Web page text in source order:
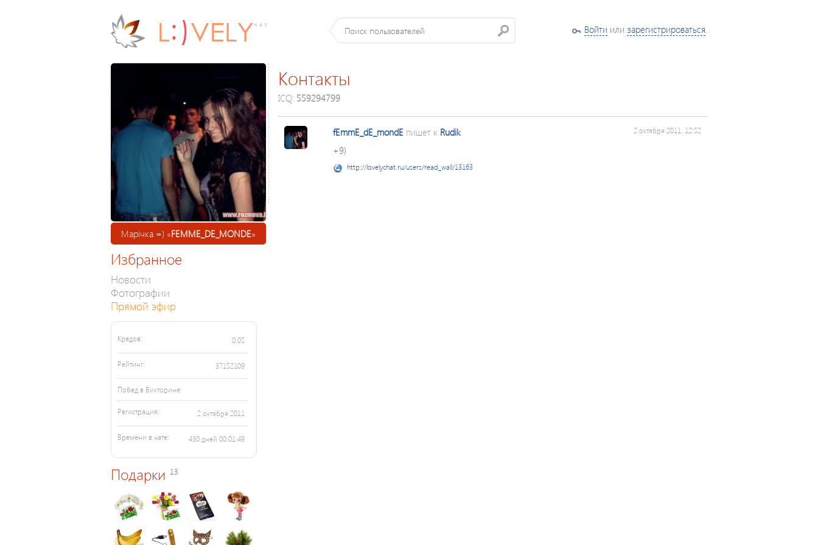
Войти или зарегистрироваться.
Марічка =) «FEMME_DE_MONDE»
Избранное
Новости
Фотографии
Прямой эфир
Кредов: 0.05
Рейтинг: 37152109
Побед в Викторине:
Регистрация: 2 октября 2011
Времени в чате: 430 дней 00:01:49
Подарки 13
Контакты
ICQ: 559294799
fEmmE_dE_mondE пишет к Rudik 2 октября 2011, 12:52
+9)
http://lovelychat.ru/users/read_wall/13163